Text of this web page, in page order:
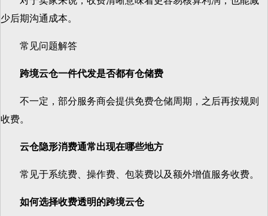
少后期沟通成本。
常见问题解答
跨境云仓一件代发是否都有仓储费
不一定，部分服务商会提供免费仓储周期，之后再按规则
收费。
云仓隐形消费通常出现在哪些地方
常见于系统费、操作费、包装费以及额外增值服务收费。
如何选择收费透明的跨境云仓